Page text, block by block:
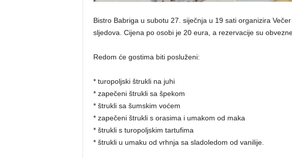
Bistro Babriga u subotu 27. siječnja u 19 sati organizira
sljedova. Cijena po osobi je 20 eura, a rezervacije su
Redom će gostima biti posluženi:
* turopoljski štrukli na juhi
* zapečeni štrukli sa špekom
* štrukli sa šumskim voćem
* zapečeni štrukli s orasima i umakom od maka
* štrukli s turopoljskim tartufima
* štrukli u umaku od vrhnja sa sladoledom od vanilije.